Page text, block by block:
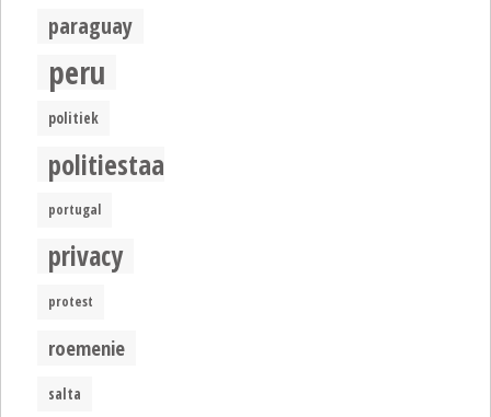
paraguay
peru
politiek
politiestaat
portugal
privacy
protest
roemenie
salta